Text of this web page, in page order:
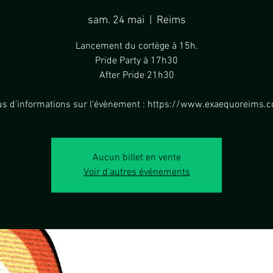
sam. 24 mai Reims
Lancement du cortège à 15h.
Pride Party à 17h30
After Pride 21h30
d'informations sur l'évènement : https://
Aucun billet en vente
Voir d'autres événements